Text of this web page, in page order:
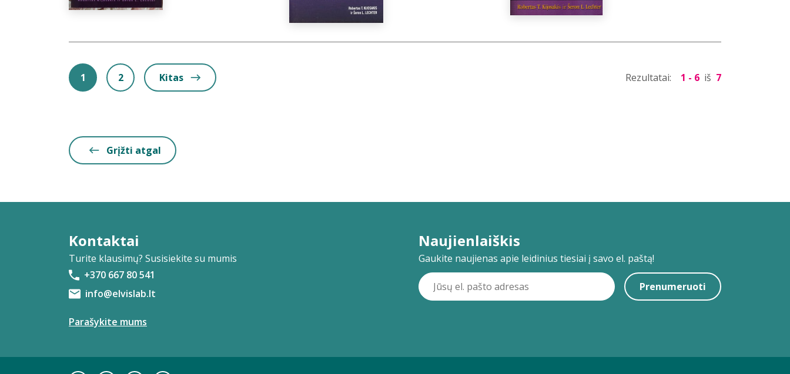
1 2 Kitas Rezultatai: 1 - 6 iš 7
Grįžti atgal
Kontaktai
Turite klausimų? Susisiekite su mumis
+370 667 80 541
info@elvislab.lt
Parašykite mums
Naujienlaiškis
Gaukite naujienas apie leidinius tiesiai į savo el. paštą!
Prenumeruoti